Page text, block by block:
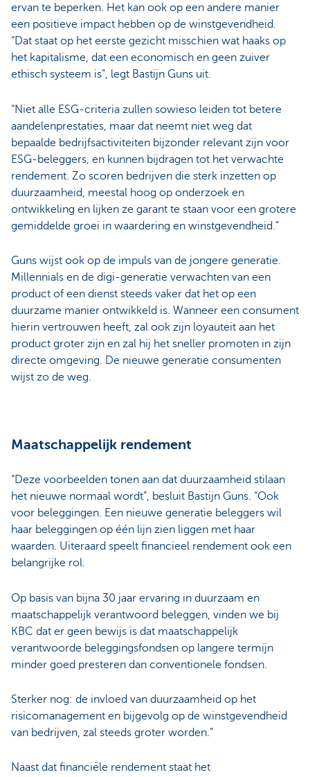
ervan te beperken. Het kan ook op een andere manier
een positieve impact hebben op de winstgevendheid.
“Dat staat op het eerste gezicht misschien wat haaks op
het kapitalisme, dat een economisch en geen zuiver
ethisch systeem is”, legt Bastijn Guns uit.
“Niet alle ESG-criteria zullen sowieso leiden tot betere
aandelenprestaties, maar dat neemt niet weg dat
bepaalde bedrijfsactiviteiten bijzonder relevant zijn voor
ESG-beleggers, en kunnen bijdragen tot het verwachte
rendement. Zo scoren bedrijven die sterk inzetten op
duurzaamheid, meestal hoog op onderzoek en
ontwikkeling en lijken ze garant te staan voor een grotere
gemiddelde groei in waardering en winstgevendheid.”
Guns wijst ook op de impuls van de jongere generatie.
Millennials en de digi-generatie verwachten van een
product of een dienst steeds vaker dat het op een
duurzame manier ontwikkeld is. Wanneer een consument
hierin vertrouwen heeft, zal ook zijn loyauteit aan het
product groter zijn en zal hij het sneller promoten in zijn
directe omgeving. De nieuwe generatie consumenten
wijst zo de weg.
Maatschappelijk rendement
“Deze voorbeelden tonen aan dat duurzaamheid stilaan
het nieuwe normaal wordt”, besluit Bastijn Guns. “Ook
voor beleggingen. Een nieuwe generatie beleggers wil
haar beleggingen op één lijn zien liggen met haar
waarden. Uiteraard speelt financieel rendement ook een
belangrijke rol.
Op basis van bijna 30 jaar ervaring in duurzaam en
maatschappelijk verantwoord beleggen, vinden we bij
KBC dat er geen bewijs is dat maatschappelijk
verantwoorde beleggingsfondsen op langere termijn
minder goed presteren dan conventionele fondsen.
Sterker nog: de invloed van duurzaamheid op het
risicomanagement en bijgevolg op de winstgevendheid
van bedrijven, zal steeds groter worden.”
Naast dat financiële rendement staat het